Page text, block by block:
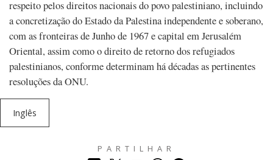
respeito pelos direitos nacionais do povo palestiniano, incluindo
a concretização do Estado da Palestina independente e soberano,
com as fronteiras de Junho de 1967 e capital em Jerusalém
Oriental, assim como o direito de retorno dos refugiados
palestinianos, conforme determinam há décadas as pertinentes
resoluções da ONU.
Inglês
PARTILHAR